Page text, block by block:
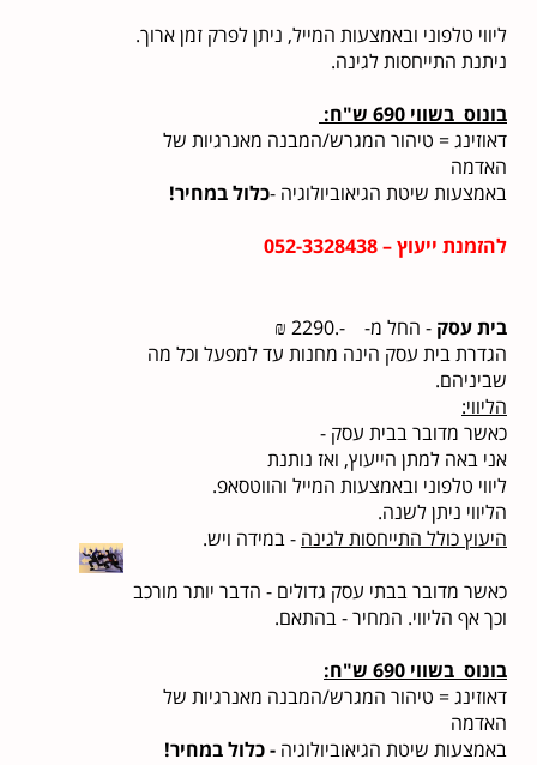
ליווי טלפוני ובאמצעות המייל, ניתן לפרק זמן ארוך.
ניתנת התייחסות לגינה.
בונוס בשווי 690 ש"ח:
דאוזינג = טיהור המגרש/המבנה מאנרגיות של
האדמה
באמצעות שיטת הגיאוביולוגיה -כלול במחיר!
להזמנת ייעוץ – 052-3328438
בית עסק - החל מ- -.2290 ₪
הגדרת בית עסק הינה מחנות עד למפעל וכל מה
שביניהם.
הליווי:
כאשר מדובר בבית עסק -
אני באה למתן הייעוץ, ואז נותנת
ליווי טלפוני ובאמצעות המייל והווטסאפ.
הליווי ניתן לשנה.
היעוץ כולל התייחסות לגינה- במידה ויש.
כאשר מדובר בבתי עסק גדולים - הדבר יותר מורכב
וכך אף הליווי. המחיר - בהתאם.
בונוס בשווי 690 ש"ח:
דאוזינג = טיהור המגרש/המבנה מאנרגיות של
האדמה
באמצעות שיטת הגיאוביולוגיה - כלול במחיר!